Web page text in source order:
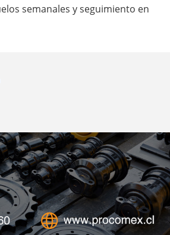
semanales y seguimiento en